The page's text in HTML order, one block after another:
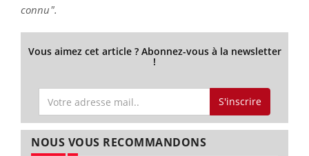
connu".
Vous aimez cet article ? Abonnez-vous à la newsletter
!
S'inscrire
NOUS VOUS RECOMMANDONS